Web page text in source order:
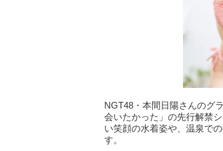
NGT48・本間日陽さんのグ
会いたかった」の先行解禁
い笑顔の水着姿や、温泉で
す。